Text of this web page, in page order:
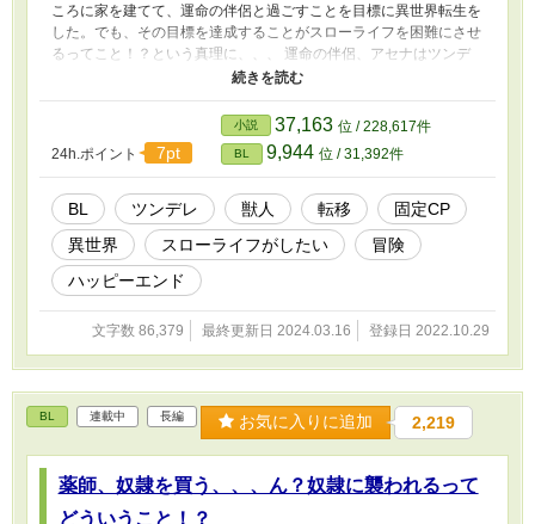
ころに家を建てて、運命の伴侶と過ごすことを目標に異世界転生を
した。でも、その目標を達成することがスローライフを困難にさせ
るってこと！？という真理に、、、 運命の伴侶、アセナはツンデ
レで血気盛んな獣人なのでスローライフには向かない。わかってい
イフ邪魔され R-18には※をつけます。 一章完結 二章スローライフ
(願望)編に続きます。 面白い！って思っていただけたら応援よろし
くお願いします。
24h.ポイント 7pt
小説 37,163 位 / 228,617件
BL 9,944 位 / 31,392件
BL ツンデレ 獣人 転移
固定CP
異世界
スローライフがしたい
冒険
ハッピーエンド
文字数 86,379 最終更新日 2024.03.16 登録日 2022.10.29
BL 連載中 長編 お気に入りに追加 2,219
薬師、奴隷を買う、、、ん？奴隷に襲われるって
どういうこと！？